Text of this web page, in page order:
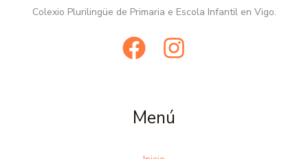
Colexio Plurilingüe de Primaria e Escola Infantil en Vigo.
Menú